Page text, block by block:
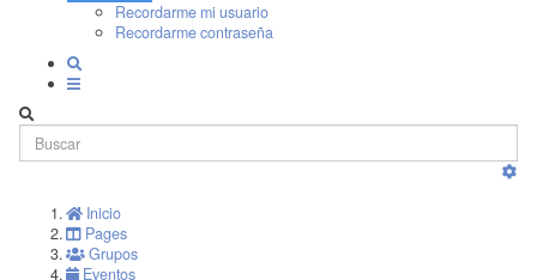
Recordarme mi usuario
Recordarme contraseña
Inicio
Pages
Grupos
Eventos